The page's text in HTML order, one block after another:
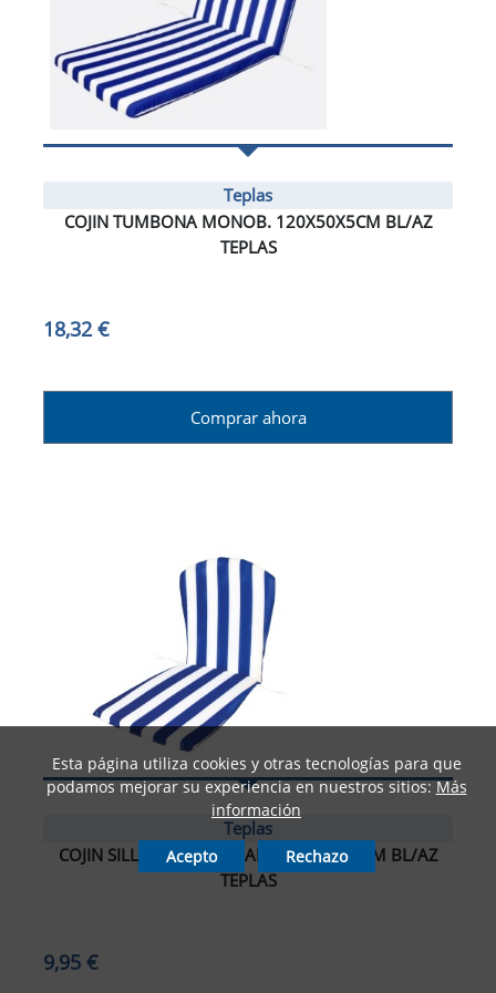
Teplas
COJIN TUMBONA MONOB. 120X50X5CM BL/AZ
TEPLAS
18,32 €
Comprar ahora
Teplas
COJIN SILLA MONOB. R/ALTO 45X90X3CM BL/AZ
TEPLAS
9,95 €
Esta página utiliza cookies y otras tecnologías para que
podamos mejorar su experiencia en nuestros sitios:Más
información
Acepto Rechazo